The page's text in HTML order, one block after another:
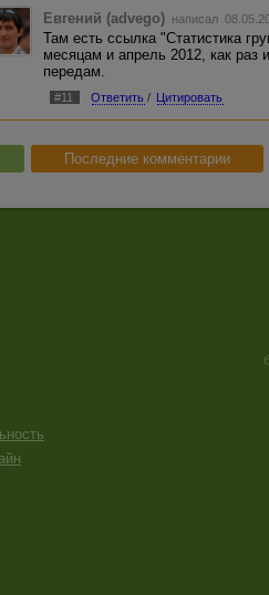
Евгений (advego) написал
Там есть ссылка "Статистика
месяцам и апрель 2012, как раз
передам.
#11 Ответить / Цитировать
Последние комментарии